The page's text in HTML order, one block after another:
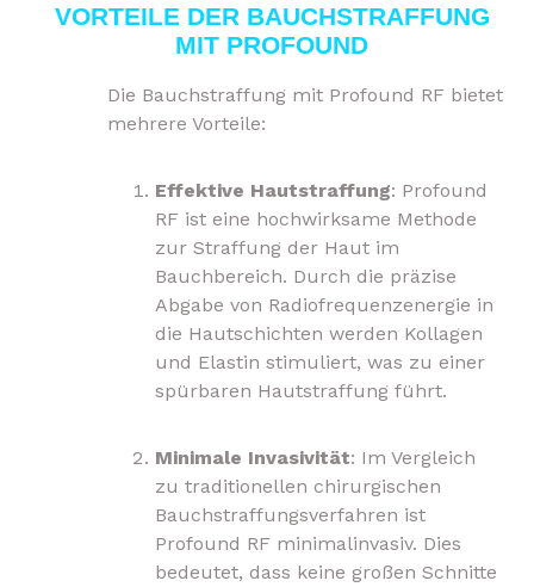
VORTEILE DER BAUCHSTRAFFUNG
MIT PROFOUND
Die Bauchstraffung mit Profound RF bietet
mehrere Vorteile:
Effektive Hautstraffung: Profound
RF ist eine hochwirksame Methode
zur Straffung der Haut im
Bauchbereich. Durch die präzise
Abgabe von Radiofrequenzenergie in
die Hautschichten werden Kollagen
und Elastin stimuliert, was zu einer
spürbaren Hautstraffung führt.
Minimale Invasivität: Im Vergleich
zu traditionellen chirurgischen
Bauchstraffungsverfahren ist
Profound RF minimalinvasiv. Dies
bedeutet, dass keine großen Schnitte